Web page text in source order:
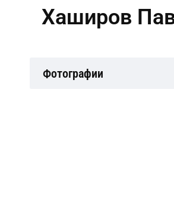
Хаширов
Фотографии